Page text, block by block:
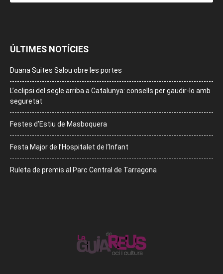
ÚLTIMES NOTÍCIES
Duana Suites Salou obre les portes
L’eclipsi del segle arriba a Catalunya: consells per gaudir-lo amb
seguretat
Festes d’Estiu de Masboquera
Festa Major de l’Hospitalet de l’Infant
Ruleta de premis al Parc Central de Tarragona